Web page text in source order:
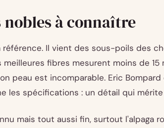
nobles à connaître
Il vient des sous-poils des
meilleures fibres mesurent moins de
peau est incomparable. Eric
les spécifications : un détail qui
mais tout aussi fin, surtout l'alpaga